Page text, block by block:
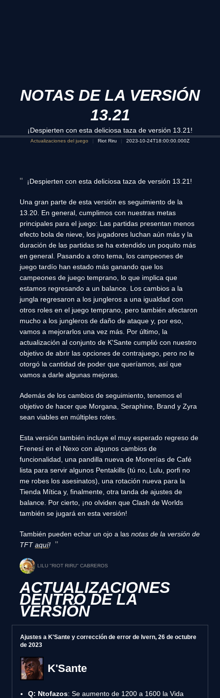
NOTAS DE LA VERSIÓN
13.21
¡Despierten con esta deliciosa taza de versión 13.21!
Actualizaciones del juego Riot Riru 2023-10-24T18:00:00.000Z
¡Despierten con esta deliciosa taza de versión 13.21!
Una gran parte de esta versión es seguimiento de la
13.20. En general, cumplimos con nuestras metas
principales para el juego: Las partidas presentan menos
efecto bola de nieve, los jugadores luchan aún más y la
duración de las partidas se ha extendido un poquito más
en general. Pasando a otro tema, los campeones de
juego tardío han estado más ganando que los
campeones de juego temprano, lo que implica que
estamos regresando a un balance. Los cambios a la
jungla regresaron a los jungleros a una igualdad con
otros roles en el juego temprano, pero también afectaron
mucho a los jungleros de daño de ataque y, por eso,
vamos a mejorarlos una vez más. Por último, la
actualización al conjunto de K'Sante cumplió con nuestro
objetivo de abrir las opciones de contrajuego, pero no le
otorgó la cantidad de poder que queríamos, así que
vamos a darle algunas mejoras.
Además de los cambios de seguimiento, tenemos el
objetivo de hacer que Morgana, Seraphine, Brand y Zyra
sean viables en múltiples roles.
Esta versión también incluye el muy esperado regreso de
Frenesí en el Nexo con algunos cambios de
funcionalidad, una pandilla nueva de Monerías de Café
lista para servir algunos Pentakills (tú no, Lulu, porfi no
me robes los asesinatos), una rotación nueva para la
Tienda Mítica y, finalmente, otra tanda de ajustes de
balance. Por cierto, ¡no olviden que Clash de Worlds
también se jugará en esta versión!
También pueden echar un ojo a las notas de la versión de
TFTaquí!
LILU ''RIOT RIRU'' CABREROS
ACTUALIZACIONES
DENTRO DE LA
VERSIÓN
Ajustes a K'Sante y corrección de error de Ivern, 26 de octubre
de 2023
K'Sante
Q: Ntofazos: Se aumento de 1200 a 1600 la Vida